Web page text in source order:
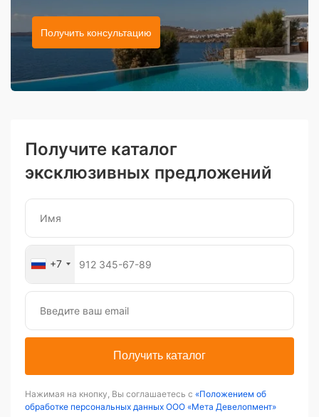
Получить консультацию
Получите каталог
эксклюзивных предложений
+7
Получить каталог
Нажимая на кнопку, Вы соглашаетесь с «Положением об
обработке персональных данных ООО «Мета Девелопмент»